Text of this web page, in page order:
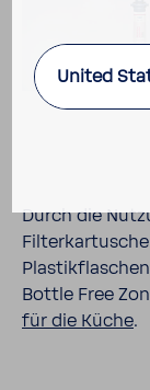
Durch die
Bottle Free
für die Küche.
United